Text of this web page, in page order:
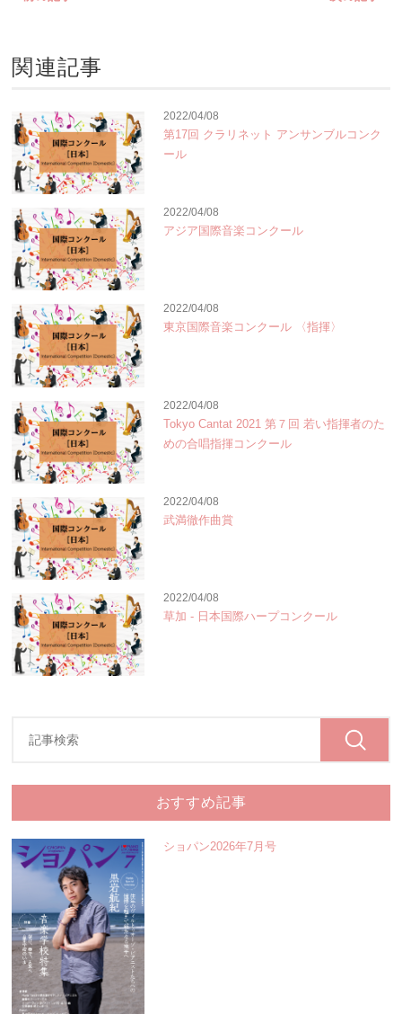
関連記事
2022/04/08
第17回 クラリネット アンサンブルコンク
ール
2022/04/08
アジア国際音楽コンクール
2022/04/08
東京国際音楽コンクール 〈指揮〉
2022/04/08
Tokyo Cantat 2021 第７回 若い指揮者のた
めの合唱指揮コンクール
2022/04/08
武満徹作曲賞
2022/04/08
草加 - 日本国際ハープコンクール
おすすめ記事
ショパン2026年7月号